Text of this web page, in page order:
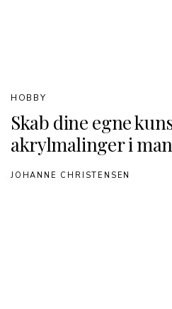
Skab dine egne
akrylmalinger i
HOBBY
JOHANNE CHRISTENSEN